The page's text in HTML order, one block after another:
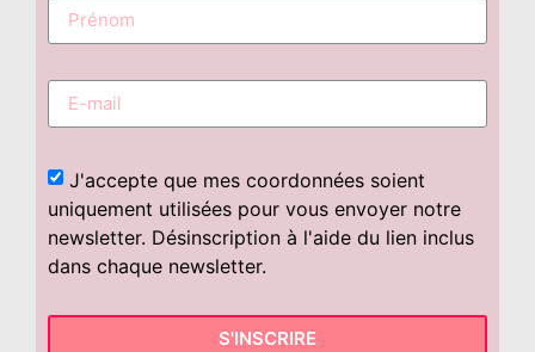
J'accepte que mes coordonnées soient
uniquement utilisées pour vous envoyer notre
newsletter. Désinscription à l'aide du lien inclus
dans chaque newsletter.
S'INSCRIRE